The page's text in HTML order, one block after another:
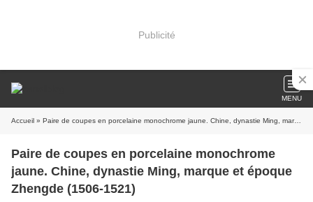
Publicité
MENU
Accueil » Paire de coupes en porcelaine monochrome jaune. Chine, dynastie Ming, marque et époque Zhengde (1506-1521)
Paire de coupes en porcelaine monochrome
jaune. Chine, dynastie Ming, marque et époque
Zhengde (1506-1521)